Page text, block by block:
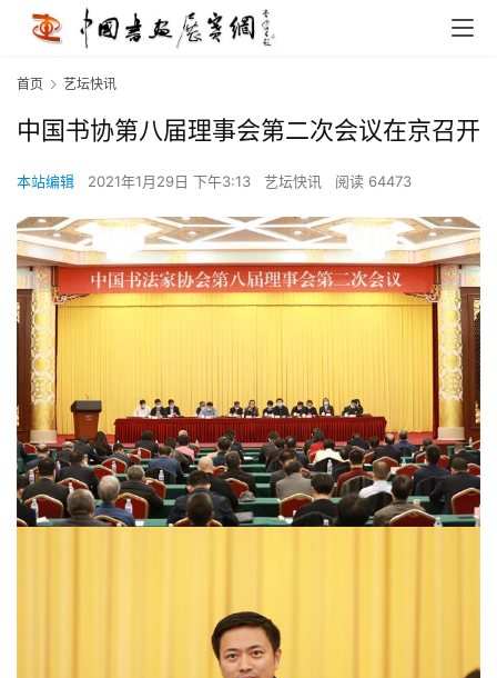
首页 艺坛快讯
中国书协第八届理事会第二次会议在京召开
本站编辑 2021年1月29日 下午3:13 艺坛快讯 阅读 64473